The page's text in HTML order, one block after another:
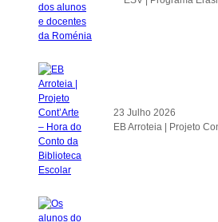
23 Julho 2026
EB Arroteia | Projeto